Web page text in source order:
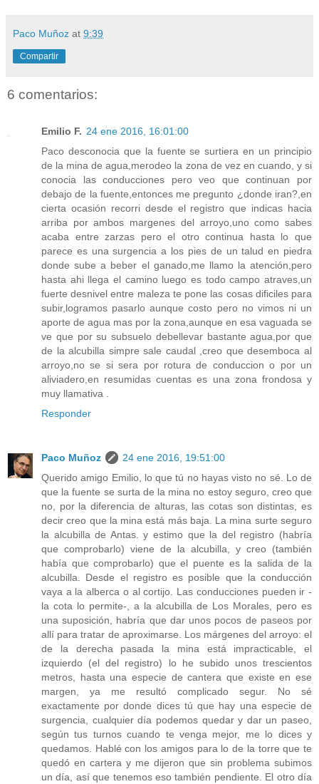
Paco Muñoz at 9:39
Compartir
6 comentarios:
Emilio F. 24 ene 2016, 16:01:00
Paco desconocia que la fuente se surtiera en un principio
de la mina de agua,merodeo la zona de vez en cuando, y si
conocia las conducciones pero veo que continuan por
debajo de la fuente,entonces me pregunto ¿donde iran?,en
cierta ocasión recorri desde el registro que indicas hacia
arriba por ambos margenes del arroyo,uno como sabes
acaba entre zarzas pero el otro continua hasta lo que
parece es una surgencia a los pies de un talud en piedra
donde sube a beber el ganado,me llamo la atención,pero
hasta ahi llega el camino luego es todo campo atraves,un
fuerte desnivel entre maleza te pone las cosas dificiles para
subir,logramos pasarlo aunque costo pero no vimos ni un
aporte de agua mas por la zona,aunque en esa vaguada se
ve que por su subsuelo debellevar bastante agua,por que
de la alcubilla simpre sale caudal ,creo que desemboca al
arroyo,no se si sera por rotura de conduccion o por un
aliviadero,en resumidas cuentas es una zona frondosa y
muy llamativa .
Responder
Paco Muñoz
24 ene 2016, 19:51:00
Querido amigo Emilio, lo que tú no hayas visto no sé. Lo de
que la fuente se surta de la mina no estoy seguro, creo que
no, por la diferencia de alturas, las cotas son distintas, es
decir creo que la mina está más baja. La mina surte seguro
la alcubilla de Antas. y estimo que la del registro (habría
que comprobarlo) viene de la alcubilla, y creo (también
había que comprobarlo) que el puente es la salida de la
alcubilla. Desde el registro es posible que la conducción
vaya a la alberca o al cortijo. Las conducciones pueden ir -
la cota lo permite-, a la alcubilla de Los Morales, pero es
una suposición, habría que dar unos pocos de paseos por
allí para tratar de aproximarse. Los márgenes del arroyo: el
de la derecha pasada la mina está impracticable, el
izquierdo (el del registro) lo he subido unos trescientos
metros, hasta una especie de cantera que existe en ese
margen, ya me resultó complicado segur. No sé
exactamente por donde dices tú que hay una especie de
surgencia, cualquier día podemos quedar y dar un paseo,
según tus turnos cuando te venga mejor, me lo dices y
quedamos. Hablé con los amigos para lo de la torre que te
quedó en cartera y me dijeron que sin problema subimos
un día, así que tenemos eso también pendiente. El otro día